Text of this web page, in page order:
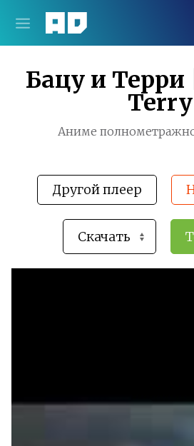
Бацу и Терри
Terry
Аниме
Другой плеер